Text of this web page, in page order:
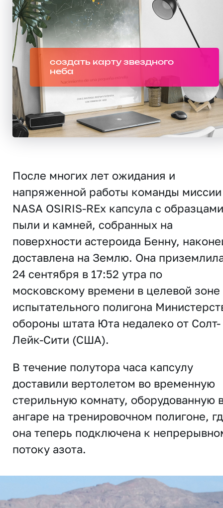
создать карту звездного
неба
После многих лет ожидания и
напряженной работы команды миссии
NASA OSIRIS-REx капсула с образцами
пыли и камней, собранных на
поверхности астероида Бенну,
доставлена на Землю. Она
24 сентября в 17:52 утра по
московскому времени в целевой зоне
испытательного полигона
обороны штата Юта недалеко от Солт-
Лейк-Сити (США).
В течение полутора часа капсулу
доставили вертолетом во временную
стерильную комнату, оборудованную
ангаре на тренировочном полигоне,
она теперь подключена к
потоку азота.